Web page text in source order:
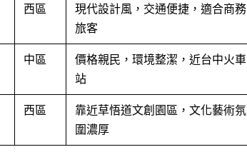
西區
現代設計風，交通便捷，適合商務
旅客
中區
價格親民，環境整潔，近台中火車
站
西區
靠近草悟道文創園區，文化藝術氛
圍濃厚